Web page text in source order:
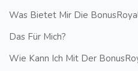
Was Bietet Mir Die
Das Für Mich?
Wie Kann Ich Mit Der